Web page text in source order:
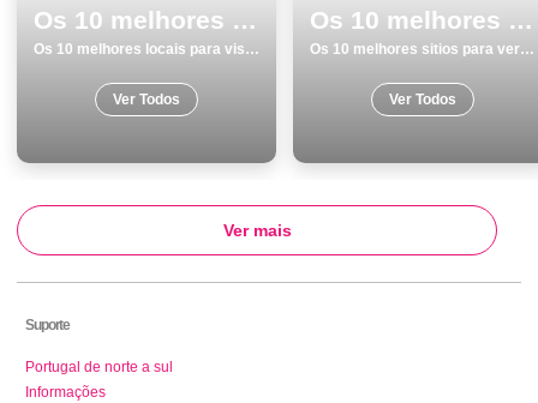
Os 10 melhores locais para visitar em Viseu
Os 10 melhores locais para visitar em Viseu
Ver Todos
Os 10 melhores sitios para ver e visitar em Evora
Os 10 melhores sitios para ver e visitar em Evora
Ver Todos
Ver mais
Suporte
Portugal de norte a sul
Informações